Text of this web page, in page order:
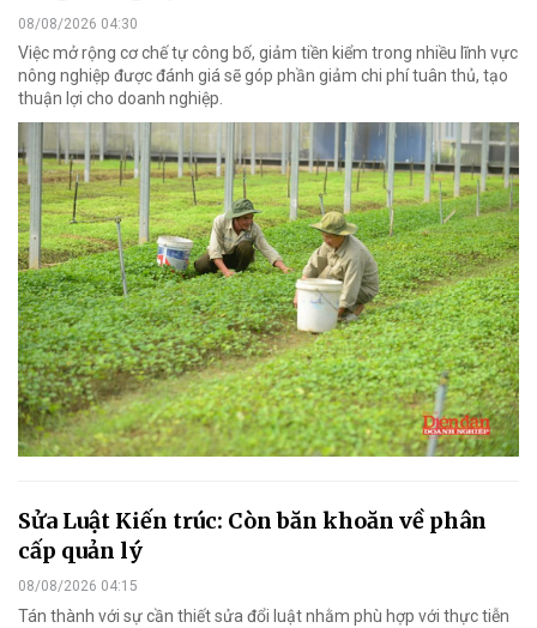
08/08/2026 04:30
Việc mở rộng cơ chế tự công bố, giảm tiền kiểm trong nhiều lĩnh vực
nông nghiệp được đánh giá sẽ góp phần giảm chi phí tuân thủ, tạo
thuận lợi cho doanh nghiệp.
Sửa Luật Kiến trúc: Còn băn khoăn về phân
cấp quản lý
08/08/2026 04:15
Tán thành với sự cần thiết sửa đổi luật nhằm phù hợp với thực tiễn